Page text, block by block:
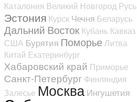
Каталония Великий Новгород Русь
Эстония Курск Чечня Беларусь
Дальний Восток Кубань Кавказ
США Бурятия ПоморьеЛитва
Китай Екатеринбург
Хабаровский край Приморье
Санкт-Петербург Финляндия
Залесье Москва Ингушетия